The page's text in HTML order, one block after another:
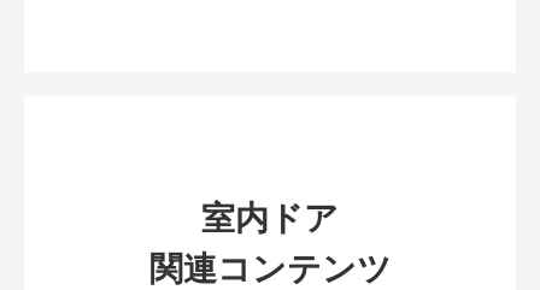
室内ドア
関連コンテンツ